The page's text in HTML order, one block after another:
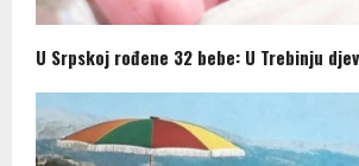
U Srpskoj rođene 32 bebe: U Trebinju